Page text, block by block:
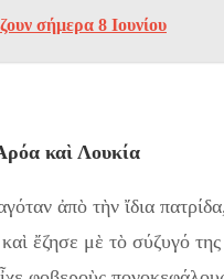
σήμερα 8 Ιουνίου
καὶ Λουκία
ἀπὸ τὴν ἴδια
ἔζησε μὲ τὸ σύζυγό